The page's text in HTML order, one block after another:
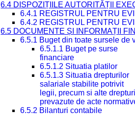
6.4 DISPOZIȚIILE AUTORITĂȚII
6.4.1 REGISTRUL PENTRU
6.4.2 REGISTRUL PENTRU
6.5 DOCUMENTE ȘI INFORMAȚII
6.5.1 Buget din toate sursele de
6.5.1.1 Buget pe surse
financiare
6.5.1.2 Situatia platilor
6.5.1.3 Situatia drepturilor
salariale stabilite potrivit
legii, precum si alte drepturi
prevazute de acte
6.5.2 Bilanturi contabile